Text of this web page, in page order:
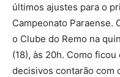
últimos ajustes para o
Campeonato Paraense.
o Clube do Remo na
(18), às 20h. Como
decisivos contarão com